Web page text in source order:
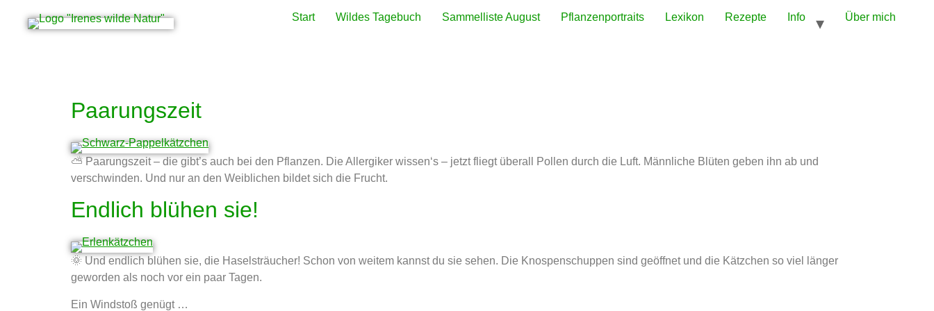
Start Wildes Tagebuch Sammelliste August Pflanzenportraits Lexikon Rezepte Info Über mich
Paarungszeit
⛅ Paarungszeit – die gibt’s auch bei den Pflanzen. Die Allergiker wissen‘s – jetzt fliegt überall Pollen durch die Luft. Männliche Blüten geben ihn ab und
verschwinden. Und nur an den Weiblichen bildet sich die Frucht.
Endlich blühen sie!
🌞 Und endlich blühen sie, die Haselsträucher! Schon von weitem kannst du sie sehen. Die Knospenschuppen sind geöffnet und die Kätzchen so viel länger
geworden als noch vor ein paar Tagen.
Ein Windstoß genügt …